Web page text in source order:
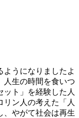
ようになりましたよ
人生の時間を食いつ
ト」を経験した人
ン人の考えた「人
、やがて社会は再生